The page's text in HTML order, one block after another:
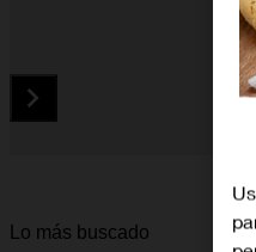
Lo más buscado